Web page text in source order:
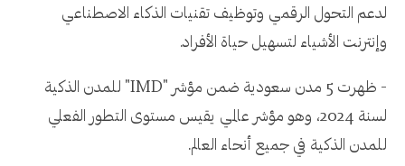
لدعم التحول الرقمي وتوظيف تقنيات الذكاء الاصطناعي
وإنترنت الأشياء لتسهيل حياة الأفراد.
- ظهرت 5 مدن سعودية ضمن مؤشر "IMD" للمدن الذكية
لسنة 2024، وهو مؤشر عالمي يقيس مستوى التطور الفعلي
للمدن الذكية في جميع أنحاء العالم.